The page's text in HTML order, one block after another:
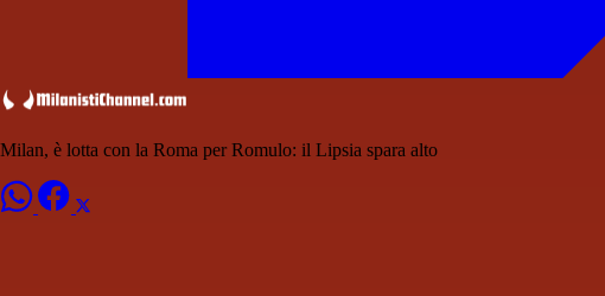
Milan, è lotta con la Roma per Romulo: il Lipsia spara alto